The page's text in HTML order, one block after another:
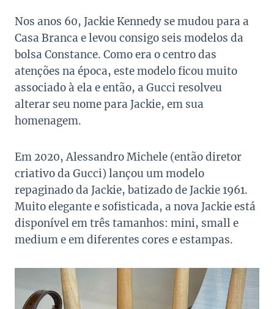
Nos anos 60, Jackie Kennedy se mudou para a
Casa Branca e levou consigo seis modelos da
bolsa Constance. Como era o centro das
atenções na época, este modelo ficou muito
associado à ela e então, a Gucci resolveu
alterar seu nome para Jackie, em sua
homenagem.
Em 2020, Alessandro Michele (então diretor
criativo da Gucci) lançou um modelo
repaginado da Jackie, batizado de Jackie 1961.
Muito elegante e sofisticada, a nova Jackie está
disponível em três tamanhos: mini, small e
medium e em diferentes cores e estampas.